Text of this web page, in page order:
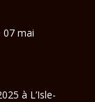
07 mai
à L’Isle-